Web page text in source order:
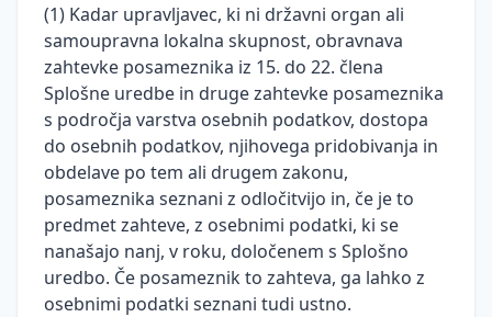
(1) Kadar upravljavec, ki ni državni organ ali
samoupravna lokalna skupnost, obravnava
zahtevke posameznika iz 15. do 22. člena
Splošne uredbe in druge zahtevke posameznika
s področja varstva osebnih podatkov, dostopa
do osebnih podatkov, njihovega pridobivanja in
obdelave po tem ali drugem zakonu,
posameznika seznani z odločitvijo in, če je to
predmet zahteve, z osebnimi podatki, ki se
nanašajo nanj, v roku, določenem s Splošno
uredbo. Če posameznik to zahteva, ga lahko z
osebnimi podatki seznani tudi ustno.